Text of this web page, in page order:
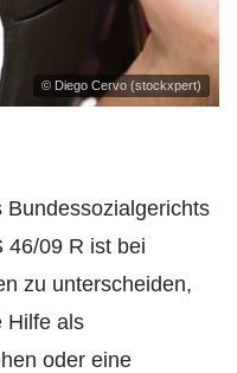
© Diego Cervo (stockxpert)
Bundessozialgerichts
46/09 R ist bei
zu unterscheiden,
Hilfe als
oder eine